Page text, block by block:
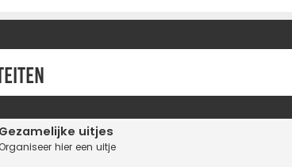
Gezamelijke uitjes
hier een uitje